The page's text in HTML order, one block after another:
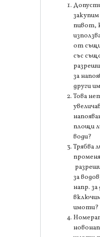
пивот,
от
със
за
други
Това
площи
води?
Трябва
за
напр. за
имоти?